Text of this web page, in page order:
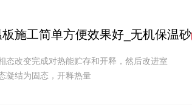
施工简单方便效果好_无机保温砂
态改变完成对热能贮存和开释，然后改进室
凝结为固态，开释热量